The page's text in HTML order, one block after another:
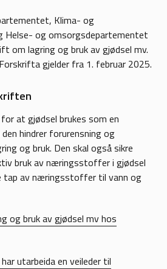
Klima- og
Helse- og omsorgsdepartementet
om lagring og bruk av gjødsel mv.
gjelder fra 1. februar 2025.
at gjødsel brukes som en
hindrer forurensning og
og bruk. Den skal også sikre
bruk av næringsstoffer i gjødsel
tap av næringsstoffer til vann og
og bruk av gjødsel mv hos
utarbeida en veileder til